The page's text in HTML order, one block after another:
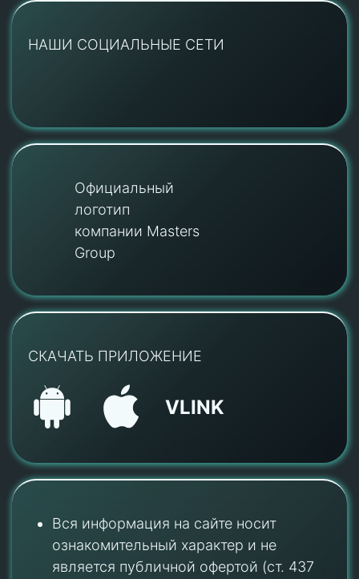
НАШИ СОЦИАЛЬНЫЕ СЕТИ
Официальный
логотип
компании Masters
Group
СКАЧАТЬ ПРИЛОЖЕНИЕ
VLINK
Вся информация на сайте носит
ознакомительный характер и не
является публичной офертой (ст. 437